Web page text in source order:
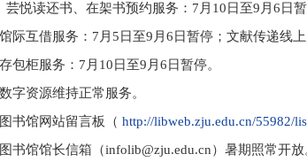
芸悦读还书、在架书预约服务： 7 月 10 日至9 月 6 日
际互借服务： 7 月 5 日至9 月 6 日暂停；文献传递线
包柜服务： 7 月 10 日至9 月 6 日暂停。
字资源维持正常服务。
书馆网站留言板（ http://libweb.zju.edu.cn/55982/
书馆馆长信箱（infolib@zju.edu.cn）暑期照常开放